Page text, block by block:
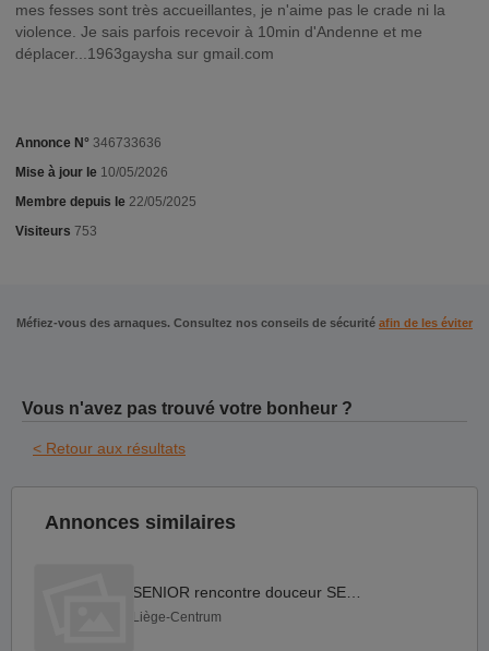
mes fesses sont très accueillantes, je n'aime pas le crade ni la
violence. Je sais parfois recevoir à 10min d'Andenne et me
déplacer...1963gaysha sur gmail.com
Annonce N° 346733636
Mise à jour le 10/05/2026
Membre depuis le 22/05/2025
Visiteurs 753
Méfiez-vous des arnaques. Consultez nos conseils de sécurité afin de les éviter
Vous n'avez pas trouvé votre bonheur ?
< Retour aux résultats
Annonces similaires
Liège-Centrum